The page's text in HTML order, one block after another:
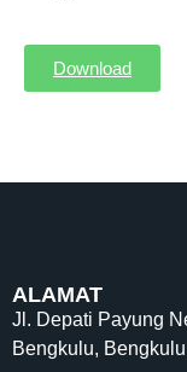
Download
ALAMAT
Jl. Depati Payung
Bengkulu,